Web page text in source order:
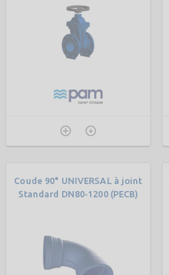
Coude 90° UNIVERSAL à joint
Standard DN80-1200 (PECB)